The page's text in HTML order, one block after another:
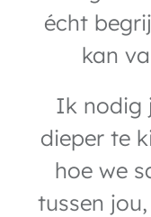
écht
kan
Ik nodig
dieper te
hoe we
tussen